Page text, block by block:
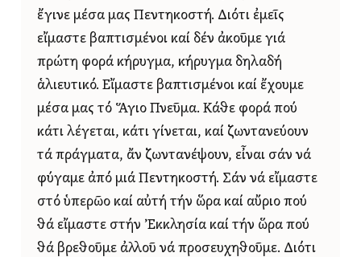
ἔγινε μέσα μας Πεντηκοστή. Διότι ἐμεῖς
εἴμαστε βαπτισμένοι καί δέν ἀκοῦμε γιά
πρώτη φορά κήρυγμα, κήρυγμα δηλαδή
ἁλιευτικό. Εἴμαστε βαπτισμένοι καί ἔχουμε
μέσα μας τό Ἅγιο Πνεῦμα. Κάθε φορά πού
κάτι λέγεται, κάτι γίνεται, καί ζωντανεύουν
τά πράγματα, ἄν ζωντανέψουν, εἶναι σάν νά
φύγαμε ἀπό μιά Πεντηκοστή. Σάν νά εἴμαστε
στό ὑπερῶο καί αὐτή τήν ὥρα καί αὔριο πού
θά εἴμαστε στήν Ἐκκλησία καί τήν ὥρα πού
θά βρεθοῦμε ἀλλοῦ νά προσευχηθοῦμε. Διότι